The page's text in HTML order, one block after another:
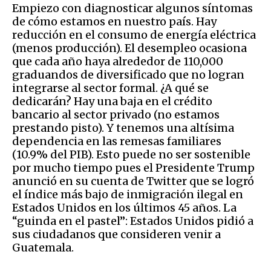
Empiezo con diagnosticar algunos síntomas
de cómo estamos en nuestro país. Hay
reducción en el consumo de energía eléctrica
(menos producción). El desempleo ocasiona
que cada año haya alrededor de 110,000
graduandos de diversificado que no logran
integrarse al sector formal. ¿A qué se
dedicarán? Hay una baja en el crédito
bancario al sector privado (no estamos
prestando pisto). Y tenemos una altísima
dependencia en las remesas familiares
(10.9% del PIB). Esto puede no ser sostenible
por mucho tiempo pues el Presidente Trump
anunció en su cuenta de Twitter que se logró
el índice más bajo de inmigración ilegal en
Estados Unidos en los últimos 45 años. La
“guinda en el pastel”: Estados Unidos pidió a
sus ciudadanos que consideren venir a
Guatemala.